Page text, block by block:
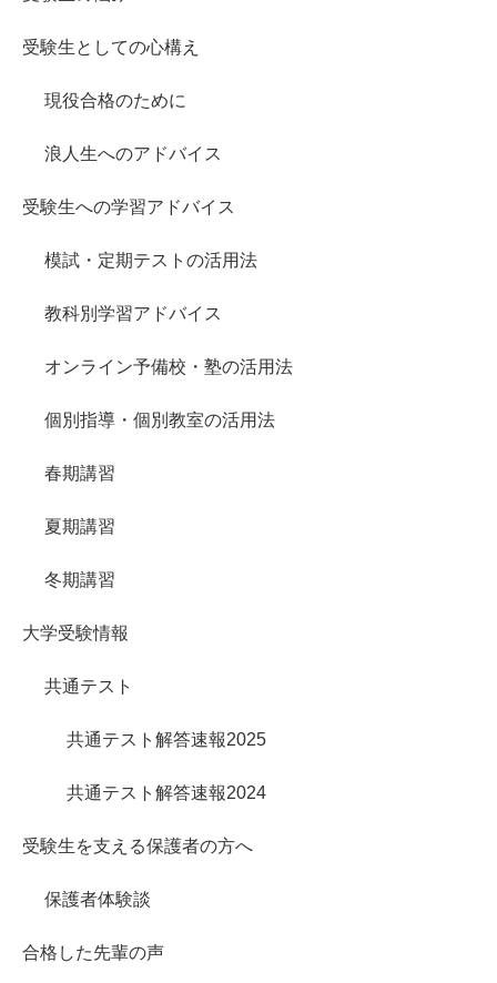
受験生としての心構え
現役合格のために
浪人生へのアドバイス
受験生への学習アドバイス
模試・定期テストの活用法
教科別学習アドバイス
オンライン予備校・塾の活用法
個別指導・個別教室の活用法
春期講習
夏期講習
冬期講習
大学受験情報
共通テスト
共通テスト解答速報2025
共通テスト解答速報2024
受験生を支える保護者の方へ
保護者体験談
合格した先輩の声